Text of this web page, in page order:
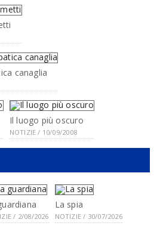
canaglia
Il luogo più oscuro
NOTIZIE / 10/09/2008
/ 2/08/2026
La spia
NOTIZIE / 30/07/2026